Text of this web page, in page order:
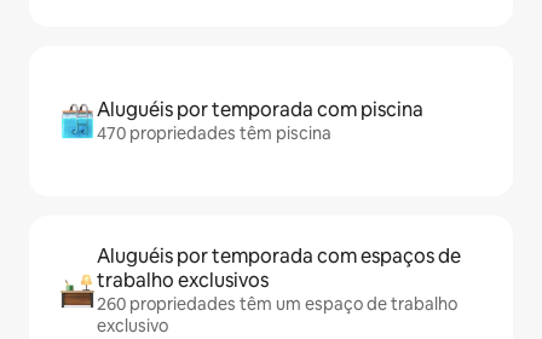
Aluguéis por temporada com piscina
470 propriedades têm piscina
Aluguéis por temporada com espaços de
trabalho exclusivos
260 propriedades têm um espaço de trabalho
exclusivo